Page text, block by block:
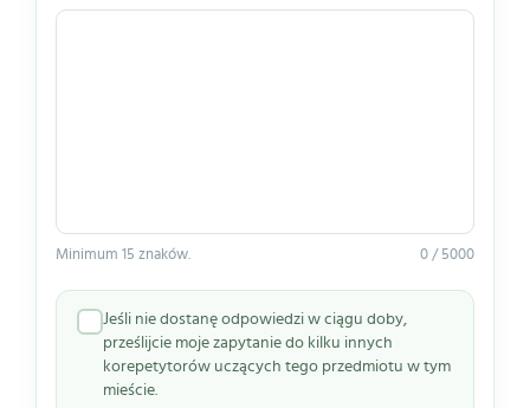
Minimum 15 znaków. 0 / 5000
Jeśli nie dostanę odpowiedzi w ciągu doby,
prześlijcie moje zapytanie do kilku innych
korepetytorów uczących tego przedmiotu w tym
mieście.